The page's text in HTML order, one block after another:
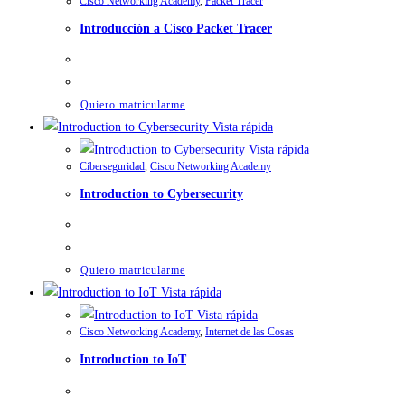
Introducción a Cisco Packet Tracer
Quiero matricularme
Vista rápida
Vista rápida
Ciberseguridad, Cisco Networking Academy
Introduction to Cybersecurity
Quiero matricularme
Vista rápida
Vista rápida
Cisco Networking Academy, Internet de las Cosas
Introduction to IoT